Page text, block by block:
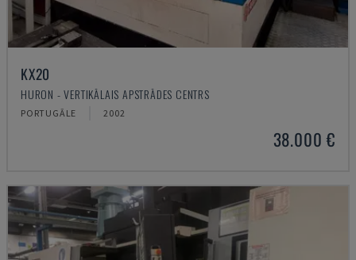
KX20
HURON - VERTIKĀLAIS APSTRĀDES CENTRS
PORTUGĀLE 2002
38.000 €